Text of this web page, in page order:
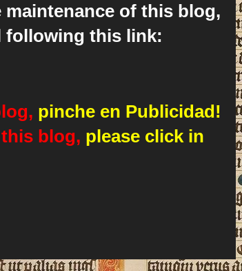
of this blog,
following this link:
pinche en Publicidad!
blog, please click in